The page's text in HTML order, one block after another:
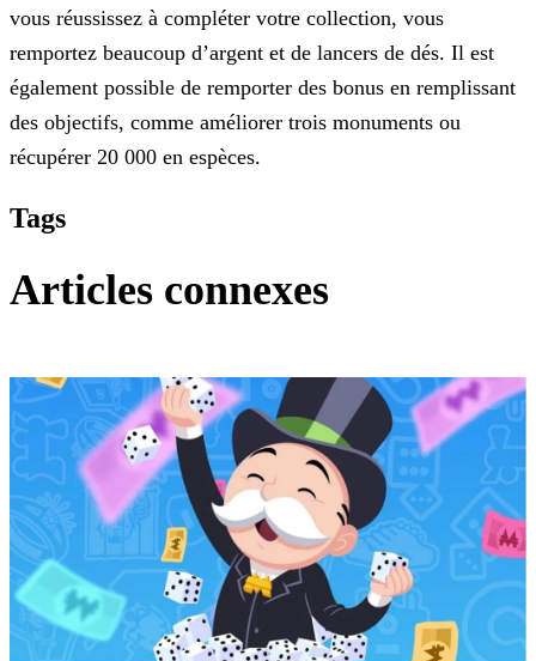
vous réussissez à compléter votre collection, vous
remportez beaucoup d’argent et de lancers de dés. Il est
également possible de remporter des bonus en remplissant
des objectifs, comme améliorer trois monuments ou
récupérer 20 000 en espèces.
Tags
Articles connexes